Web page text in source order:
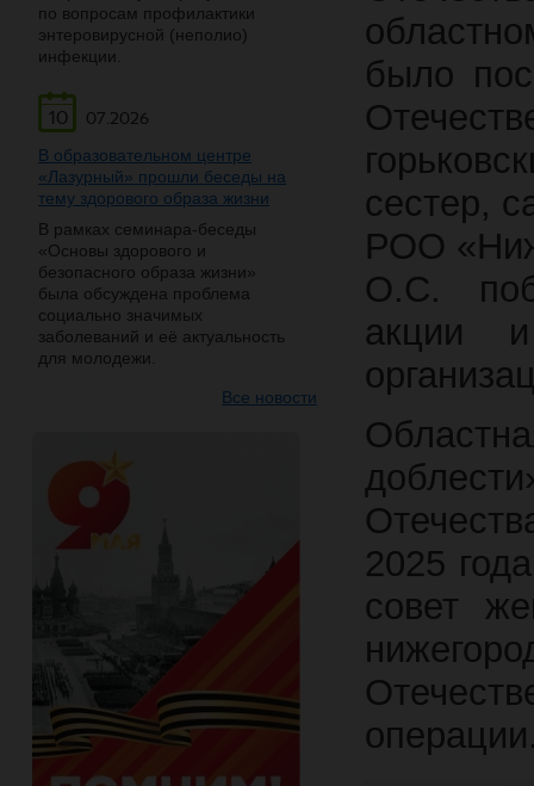
по вопросам профилактики
энтеровирусной (неполио)
инфекции.
10
07.2026
В образовательном центре
«Лазурный» прошли беседы на
тему здорового образа жизни
В рамках семинара-беседы
«Основы здорового и
безопасного образа жизни»
была обсуждена проблема
социально значимых
заболеваний и её актуальность
для молодежи.
Все новости
было
сестер,
РОО
О.С.
акции
2025
совет